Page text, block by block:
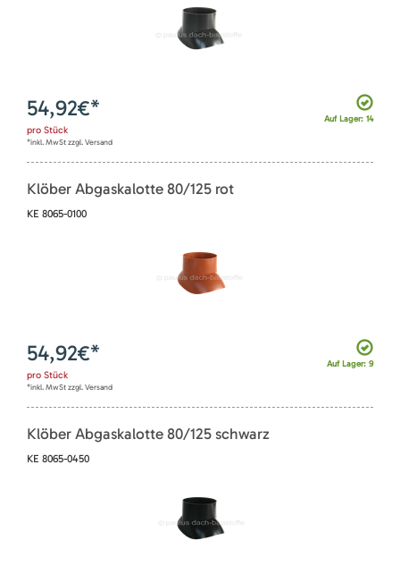
Auf Lager: 14
54,92€*
pro Stück
*inkl. MwSt zzgl. Versand
Klöber Abgaskalotte 80/125 rot
KE 8065-0100
Auf Lager: 9
54,92€*
pro Stück
*inkl. MwSt zzgl. Versand
Klöber Abgaskalotte 80/125 schwarz
KE 8065-0450